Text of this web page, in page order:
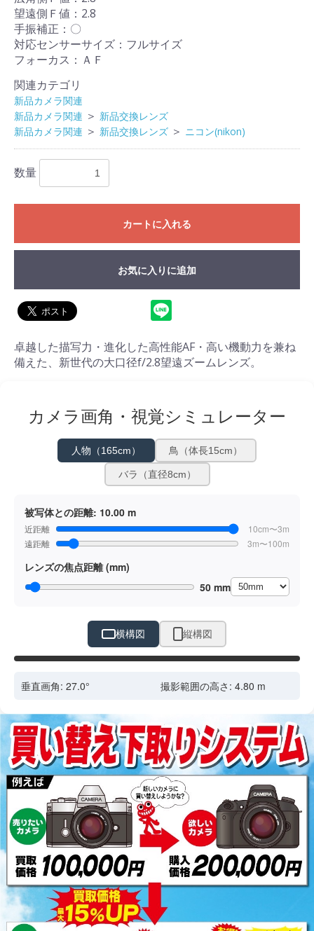
望遠側Ｆ値：2.8
手振補正：〇
対応センサーサイズ：フルサイズ
フォーカス：ＡＦ
関連カテゴリ
新品カメラ関連
新品カメラ関連 ＞ 新品交換レンズ
新品カメラ関連 ＞ 新品交換レンズ ＞ ニコン(nikon)
数量
カートに入れる
お気に入りに追加
卓越した描写力・進化した高性能AF・高い機動力を兼ね
備えた、新世代の大口径f/2.8望遠ズームレンズ。
カメラ画角・視覚シミュレーター
人物（165cm） 鳥（体長15cm）
バラ（直径8cm）
被写体との距離: 10.00 m
近距離
10cm〜3m
遠距離
3m〜100m
レンズの焦点距離 (mm)
50 mm
横構図
縦構図
ドラッグで位置調整
垂直画角: 27.0° 撮影範囲の高さ: 4.80 m